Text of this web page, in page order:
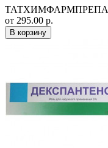
ТАТХИМФАРМПРЕПА
от 295.00 р.
В корзину